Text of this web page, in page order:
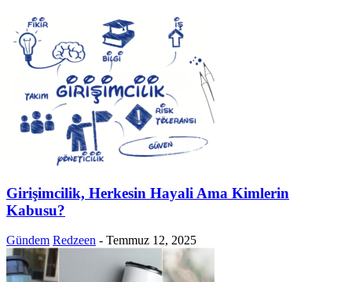
Girişimcilik, Herkesin Hayali Ama Kimlerin
Kabusu?
Gündem Redzeen - Temmuz 12, 2025